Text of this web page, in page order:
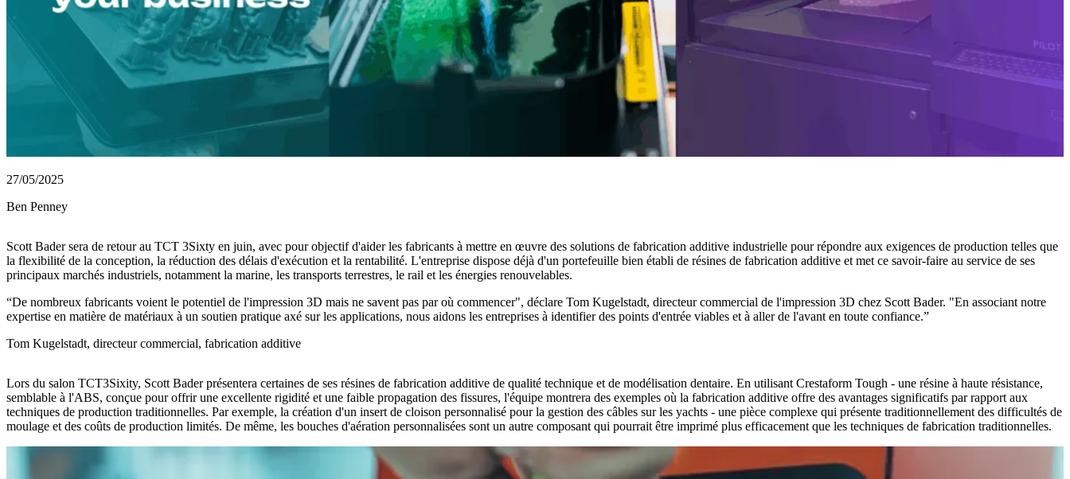
27/05/2025
Ben Penney
Scott Bader sera de retour au TCT 3Sixty en juin, avec pour objectif d'aider les fabricants à mettre en œuvre des solutions de fabrication additive industrielle pour répondre aux exigences de production telles que
la flexibilité de la conception, la réduction des délais d'exécution et la rentabilité. L'entreprise dispose déjà d'un portefeuille bien établi de résines de fabrication additive et met ce savoir-faire au service de ses
principaux marchés industriels, notamment la marine, les transports terrestres, le rail et les énergies renouvelables.
De nombreux fabricants voient le potentiel de l'impression 3D mais ne savent pas par où commencer", déclare Tom Kugelstadt, directeur commercial de l'impression 3D chez Scott Bader. "En associant notre
expertise en matière de matériaux à un soutien pratique axé sur les applications, nous aidons les entreprises à identifier des points d'entrée viables et à aller de l'avant en toute confiance.
Tom Kugelstadt, directeur commercial, fabrication additive
Lors du salon TCT3Sixity, Scott Bader présentera certaines de ses résines de fabrication additive de qualité technique et de modélisation dentaire. En utilisant Crestaform Tough - une résine à haute résistance,
semblable à l'ABS, conçue pour offrir une excellente rigidité et une faible propagation des fissures, l'équipe montrera des exemples où la fabrication additive offre des avantages significatifs par rapport aux
techniques de production traditionnelles. Par exemple, la création d'un insert de cloison personnalisé pour la gestion des câbles sur les yachts - une pièce complexe qui présente traditionnellement des difficultés de
moulage et des coûts de production limités. De même, les bouches d'aération personnalisées sont un autre composant qui pourrait être imprimé plus efficacement que les techniques de fabrication traditionnelles.